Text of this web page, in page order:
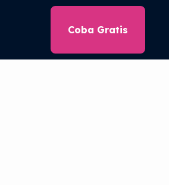
Coba Gratis